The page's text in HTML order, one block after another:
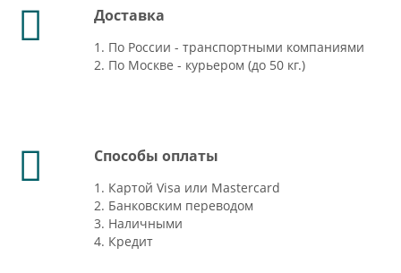
Доставка
1. По России - транспортными компаниями
2. По Москве - курьером (до 50 кг.)
Способы оплаты
1. Картой Visa или Mastercard
2. Банковским переводом
3. Наличными
4. Кредит